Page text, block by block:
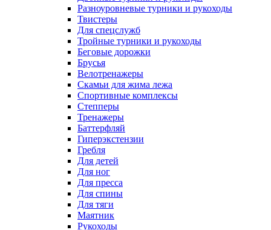
Разноуровневые турники и рукоходы
Твистеры
Для спецслужб
Тройные турники и рукоходы
Беговые дорожки
Брусья
Велотренажеры
Скамьи для жима лежа
Спортивные комплексы
Степперы
Тренажеры
Баттерфляй
Гиперэкстензии
Гребля
Для детей
Для ног
Для пресса
Для спины
Для тяги
Маятник
Рукоходы